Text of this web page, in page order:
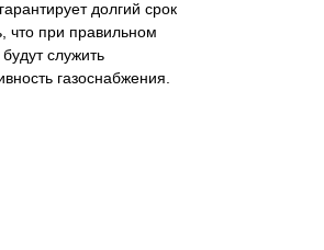
долгий срок
что при правильном
служить
газоснабжения.